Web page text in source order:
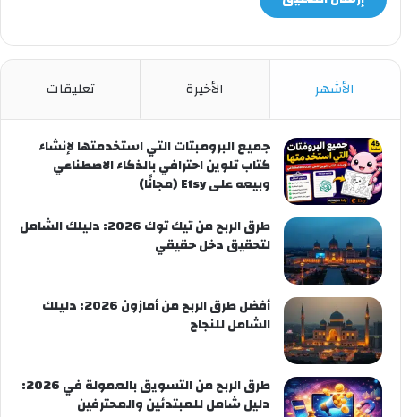
الأشهر الأخيرة تعليقات
جميع البرومبتات التي استخدمتها لإنشاء
كتاب تلوين احترافي بالذكاء الاصطناعي
وبيعه على Etsy (مجانًا)
طرق الربح من تيك توك 2026: دليلك الشامل
لتحقيق دخل حقيقي
أفضل طرق الربح من أمازون 2026: دليلك
الشامل للنجاح
طرق الربح من التسويق بالعمولة في 2026:
دليل شامل للمبتدئين والمحترفين